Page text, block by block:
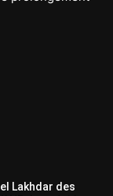
Lakhdar des